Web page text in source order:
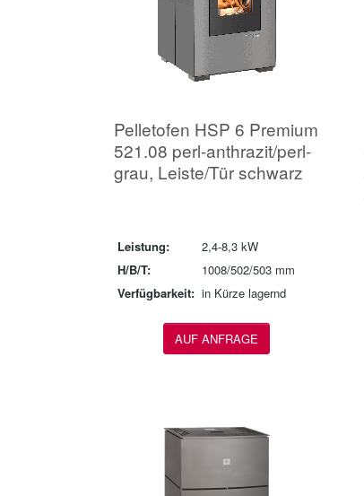
Pelletofen HSP 6 Premium
521.08 perl-anthrazit/perl-
grau, Leiste/Tür schwarz
Leistung:
2,4-8,3 kW
H/B/T:
1008/502/503 mm
Verfügbarkeit: in Kürze lagernd
AUF ANFRAGE